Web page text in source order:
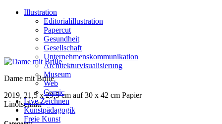
Illustration
Editorialillustration
Papercut
Gesundheit
Gesellschaft
Unternehmenskommunikation
Architekturvisualisierung
Museum
Web
Comic
Live Zeichnen
Kunstpädagogik
Freie Kunst
Dame mit Brille
2019, 21,5 x 29,5 cm auf 30 x 42 cm Papier
Linolschnitt